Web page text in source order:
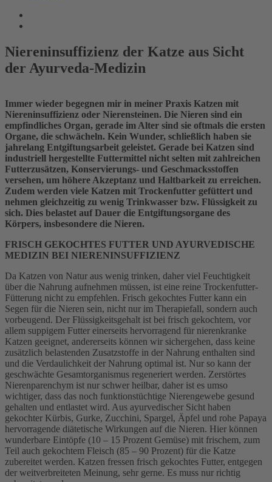
Niereninsuffizienz der Katze aus Sicht
der Ayurveda-Medizin
Immer wieder begegnen mir in meiner Praxis Katzen mit
Niereninsuffizienz oder Nierensteinen. Die Nieren sind ein
empfindliches Organ, gerade im Alter sind sie oftmals die ersten
Organe, die schwächeln. Kein Wunder, schließlich haben sie
jahrelang Entgiftungsarbeit geleistet. Gerade bei Katzen sind
industriell hergestellte Futtermittel nicht selten mit zahlreichen
Futterzusätzen, Konservierungs- und Geschmacksstoffen
versehen, um höhere Akzeptanz und Haltbarkeit zu erreichen.
Zudem werden viele Katzen mit Trockenfutter gefüttert und
nehmen gleichzeitig zu wenig Trinkwasser bzw. Flüssigkeit zu
sich. Dies belastet auf Dauer die Entgiftungsorgane des
Körpers, insbesondere die Nieren.
FRISCH GEKOCHTES FUTTER UND AYURVEDISCHE
MEDIZIN BEI NIERENINSUFFIZIENZ
Da Katzen von Natur aus wenig trinken, daher viel Feuchtigkeit
über die Nahrung aufnehmen müssen, ist eine reine Trockenfutter-
Fütterung nicht zu empfehlen. Frisch gekochtes Futter kann ein
Segen für die Nieren sein, nicht nur im Therapiefall, sondern auch
vorbeugend. Der Flüssigkeitsgehalt ist bei frisch gekochtem, vor
allem suppigem Futter einerseits hervorragend für nierenkranke
Katzen geeignet, andererseits können wir sichergehen, dass keine
zusätzlich belastenden Zusatzstoffe in der Nahrung enthalten sind
und die Verdaulichkeit der Nahrung optimal ist. Nur so kann der
geschwächte Gesamtorganismus regeneriert werden. Zerstörtes
Nierenparenchym ist nur schwer heilbar, daher ist es umso
wichtiger, dass das noch funktionstüchtige Nierengewebe gesund
gehalten und entlastet wird. Aus ayurvedischer Sicht haben
gekochter Kürbis, Gurke, Zucchini, Spargel, Äpfel und rohe Papaya
hervorragende diätetische Wirkungen auf die Nieren. Hier können
wunderbare Eintöpfe (10 – 15 Prozent Gemüse) mit frischem, zum
Teil auch gekochtem Fleisch (85 – 90 Prozent) für die Katze
zubereitet werden. Katzen fressen frisch gekochtes Futter, entgegen
der weitverbreiteten Meinung, sehr gerne. Es muss nur richtig